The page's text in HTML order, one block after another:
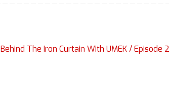
Behind The Iron Curtain With UMEK / Episode